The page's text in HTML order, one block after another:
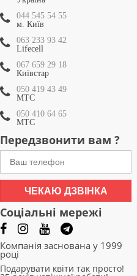
044 545 54 55
м. Київ
063 233 93 42
Lifecell
067 659 29 18
Київстар
050 419 43 49
МТС
050 410 64 65
МТС
Передзвонити вам ?
ЧЕКАЮ ДЗВІНКА
Соціальні мережі
Компанія заснована у 1999
році
Подарувати квіти так просто!